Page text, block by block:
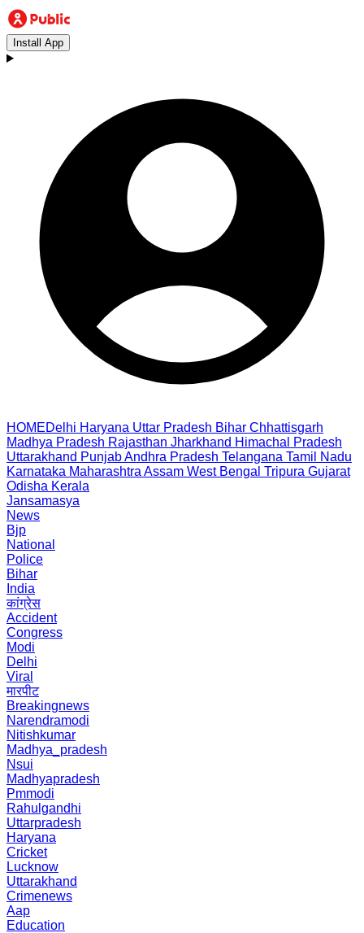
Install App
HOMEDelhi Haryana Uttar Pradesh Bihar Chhattisgarh
Madhya Pradesh Rajasthan Jharkhand Himachal Pradesh
Uttarakhand PunjabAndhra Pradesh Telangana Tamil Nadu
Karnataka Maharashtra Assam West Bengal Tripura Gujarat
Odisha Kerala
Jansamasya
News
Bjp
National
Police
Bihar
India
कांग्रेस
Accident
Congress
Modi
Delhi
Viral
मारपीट
Breakingnews
Narendramodi
Nitishkumar
Madhya_pradesh
Nsui
Madhyapradesh
Pmmodi
Rahulgandhi
Uttarpradesh
Haryana
Cricket
Lucknow
Uttarakhand
Crimenews
Aap
Education